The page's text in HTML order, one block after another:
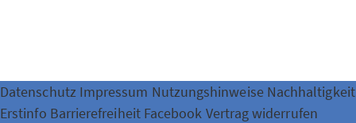
Datenschutz Impressum Nutzungshinweise Nachhaltigkeit
Erstinfo Barrierefreiheit Facebook Vertrag widerrufen